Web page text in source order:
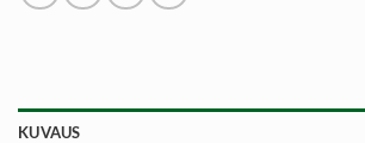
KUVAUS